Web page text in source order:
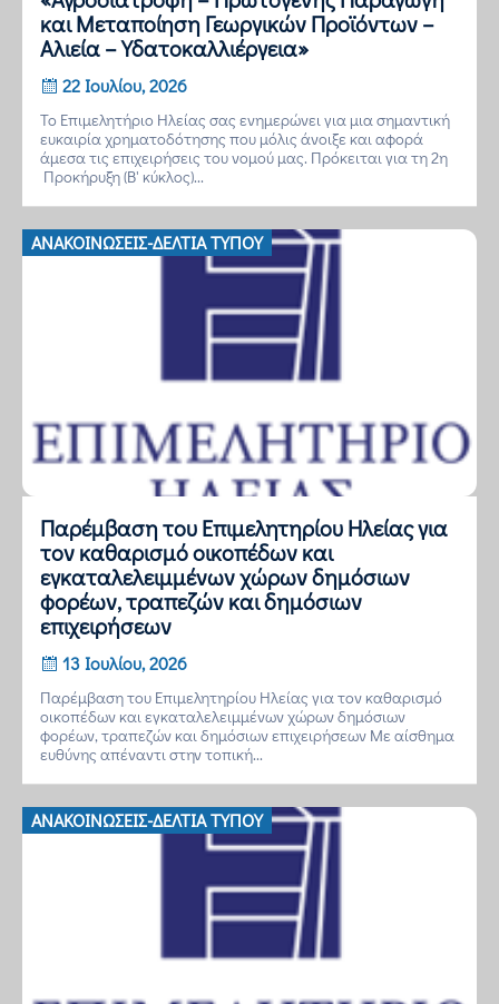
και Μεταποίηση Γεωργικών Προϊόντων –
Αλιεία – Υδατοκαλλιέργεια»
22 Ιουλίου, 2026
Το Επιμελητήριο Ηλείας σας ενημερώνει για μια σημαντική
ευκαιρία χρηματοδότησης που μόλις άνοιξε και αφορά
άμεσα τις επιχειρήσεις του νομού μας. Πρόκειται για τη 2η
Προκήρυξη (Β' κύκλος)...
ΑΝΑΚΟΙΝΏΣΕΙΣ-ΔΕΛΤΊΑ ΤΎΠΟΥ
Παρέμβαση του Επιμελητηρίου Ηλείας για
τον καθαρισμό οικοπέδων και
εγκαταλελειμμένων χώρων δημόσιων
φορέων, τραπεζών και δημόσιων
επιχειρήσεων
13 Ιουλίου, 2026
Παρέμβαση του Επιμελητηρίου Ηλείας για τον καθαρισμό
οικοπέδων και εγκαταλελειμμένων χώρων δημόσιων
φορέων, τραπεζών και δημόσιων επιχειρήσεων Με αίσθημα
ευθύνης απέναντι στην τοπική...
ΑΝΑΚΟΙΝΏΣΕΙΣ-ΔΕΛΤΊΑ ΤΎΠΟΥ